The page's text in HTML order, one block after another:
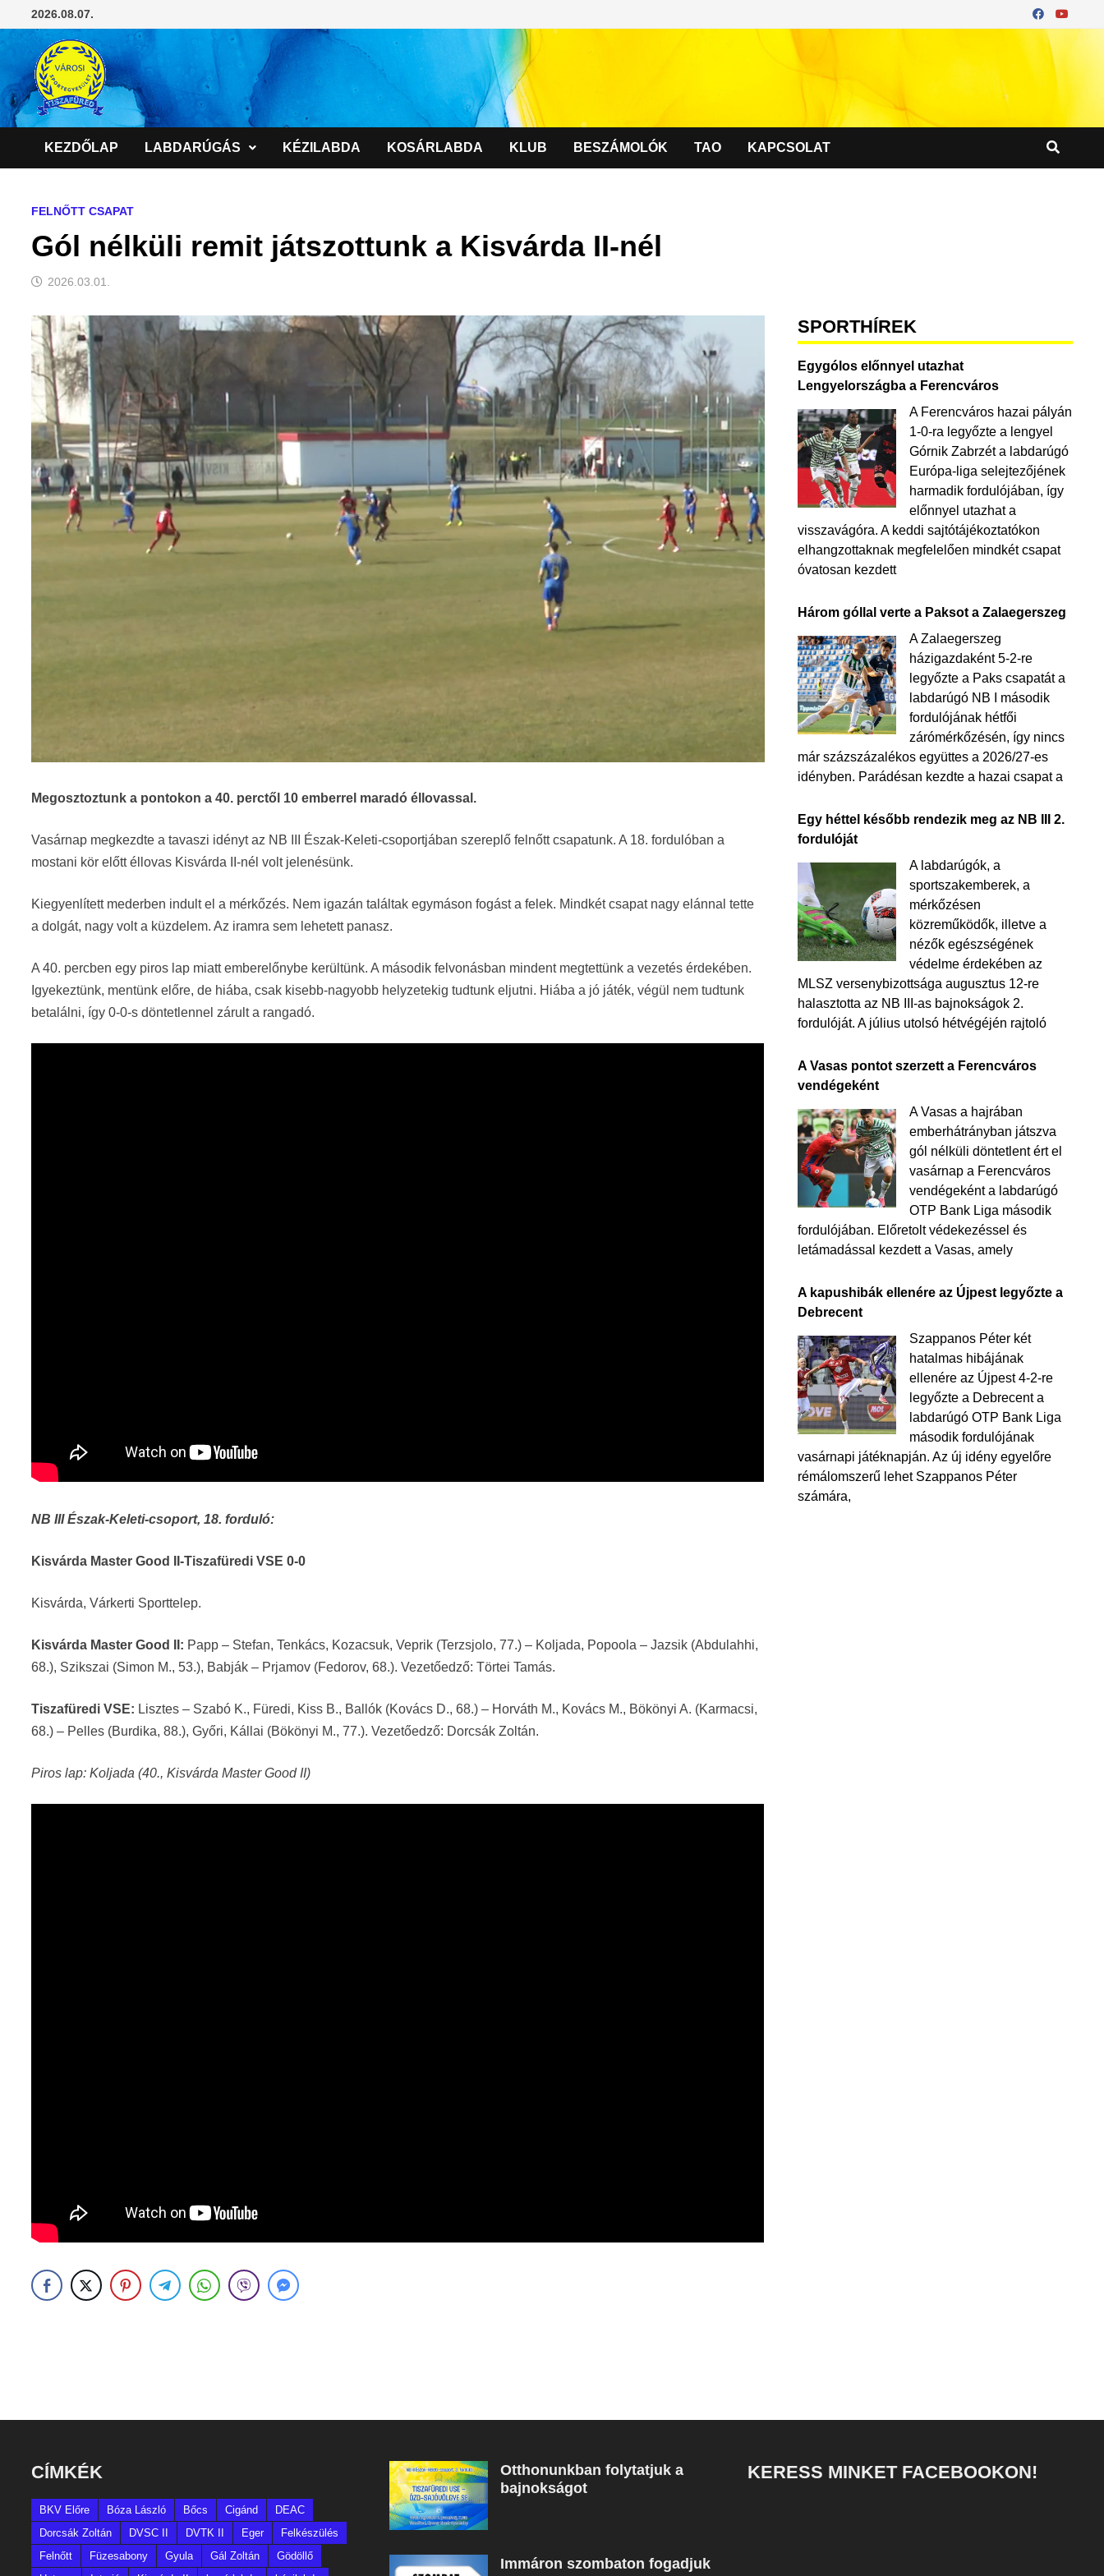
to
2026.08.07.
KEZDŐLAP LABDARÚGÁS KÉZILABDA KOSÁRLABDA KLUB BESZÁMOLÓK TAO KAPCSOLAT
FELNŐTT CSAPAT
Gól nélküli remit játszottunk a Kisvárda II-nél
2026.03.01.
Megosztoztunk a pontokon a 40. perctől 10 emberrel maradó éllovassal.
Vasárnap megkezdte a tavaszi idényt az NB III Észak-Keleti-csoportjában szereplő felnőtt csapatunk. A 18. fordulóban a
mostani kör előtt éllovas Kisvárda II-nél volt jelenésünk.
Kiegyenlített mederben indult el a mérkőzés. Nem igazán találtak egymáson fogást a felek. Mindkét csapat nagy elánnal tette
a dolgát, nagy volt a küzdelem. Az iramra sem lehetett panasz.
A 40. percben egy piros lap miatt emberelőnybe kerültünk. A második felvonásban mindent megtettünk a vezetés érdekében.
Igyekeztünk, mentünk előre, de hiába, csak kisebb-nagyobb helyzetekig tudtunk eljutni. Hiába a jó játék, végül nem tudtunk
betalálni, így 0-0-s döntetlennel zárult a rangadó.
NB III Észak-Keleti-csoport, 18. forduló:
Kisvárda Master Good II-Tiszafüredi VSE 0-0
Kisvárda, Várkerti Sporttelep.
Kisvárda Master Good II: Papp – Stefan, Tenkács, Kozacsuk, Veprik (Terzsjolo, 77.) – Koljada, Popoola – Jazsik (Abdulahhi,
68.), Szikszai (Simon M., 53.), Babják – Prjamov (Fedorov, 68.). Vezetőedző: Törtei Tamás.
Tiszafüredi VSE: Lisztes – Szabó K., Füredi, Kiss B., Ballók (Kovács D., 68.) – Horváth M., Kovács M., Bökönyi A. (Karmacsi,
68.) – Pelles (Burdika, 88.), Győri, Kállai (Bökönyi M., 77.). Vezetőedző: Dorcsák Zoltán.
Piros lap: Koljada (40., Kisvárda Master Good II)
SPORTHÍREK
Egygólos előnnyel utazhat
Lengyelországba a Ferencváros
A Ferencváros hazai pályán
1-0-ra legyőzte a lengyel
Górnik Zabrzét a labdarúgó
Európa-liga selejtezőjének
harmadik fordulójában, így
előnnyel utazhat a
visszavágóra. A keddi sajtótájékoztatókon
elhangzottaknak megfelelően mindkét csapat
óvatosan kezdett
Három góllal verte a Paksot a Zalaegerszeg
A Zalaegerszeg
házigazdaként 5-2-re
legyőzte a Paks csapatát a
labdarúgó NB I második
fordulójának hétfői
zárómérkőzésén, így nincs
már százszázalékos együttes a 2026/27-es
idényben. Parádésan kezdte a hazai csapat a
Egy héttel később rendezik meg az NB III 2.
fordulóját
A labdarúgók, a
sportszakemberek, a
mérkőzésen
közreműködők, illetve a
nézők egészségének
védelme érdekében az
MLSZ versenybizottsága augusztus 12-re
halasztotta az NB III-as bajnokságok 2.
fordulóját. A július utolsó hétvégéjén rajtoló
A Vasas pontot szerzett a Ferencváros
vendégeként
A Vasas a hajrában
emberhátrányban játszva
gól nélküli döntetlent ért el
vasárnap a Ferencváros
vendégeként a labdarúgó
OTP Bank Liga második
fordulójában. Előretolt védekezéssel és
letámadással kezdett a Vasas, amely
A kapushibák ellenére az Újpest legyőzte a
Debrecent
Szappanos Péter két
hatalmas hibájának
ellenére az Újpest 4-2-re
legyőzte a Debrecent a
labdarúgó OTP Bank Liga
második fordulójának
vasárnapi játéknapján. Az új idény egyelőre
rémálomszerű lehet Szappanos Péter
számára,
CÍMKÉK
BKV Előre Bóza László Bőcs Cigánd
DEAC
Dorcsák Zoltán
DVSC II DVTK II Eger
Felkészülés
Felnőtt
Füzesabony Gyula Gál Zoltán
Gödöllő
Otthonunkban folytatjuk a
bajnokságot
Immáron szombaton fogadjuk
KERESS MINKET FACEBOOKON!